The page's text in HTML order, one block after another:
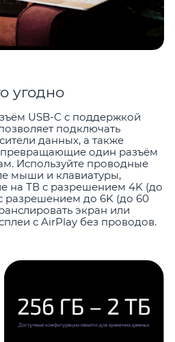
угодно
USB-C с поддержкой
подключать
данных, а также
один разъём
Используйте проводные
мыши и клавиатуры,
на ТВ с разрешением 4K (до
разрешением до 6K (до 60
экран или
с AirPlay без проводов.